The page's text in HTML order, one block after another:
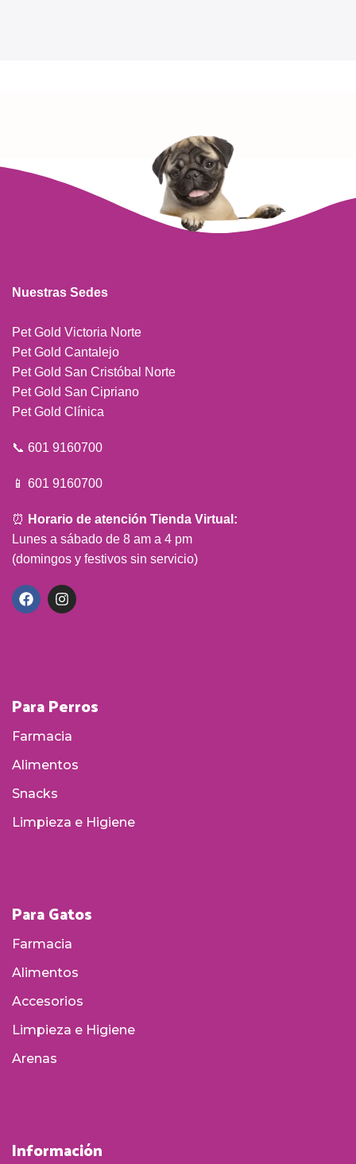
Nuestras Sedes
Pet Gold Victoria Norte
Pet Gold Cantalejo
Pet Gold San Cristóbal Norte
Pet Gold San Cipriano
Pet Gold Clínica
📞 601 9160700
📱 601 9160700
⏰ Horario de atención Tienda Virtual:
Lunes a sábado de 8 am a 4 pm
(domingos y festivos sin servicio)
Para Perros
Farmacia
Alimentos
Snacks
Limpieza e Higiene
Para Gatos
Farmacia
Alimentos
Accesorios
Limpieza e Higiene
Arenas
Información